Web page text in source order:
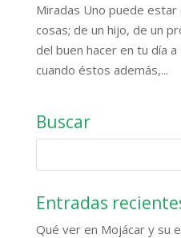
Miradas Uno puede estar
cosas; de un hijo, de un
del buen hacer en tu día
cuando éstos además,...
Buscar
Entradas
Qué ver en Mojácar y su